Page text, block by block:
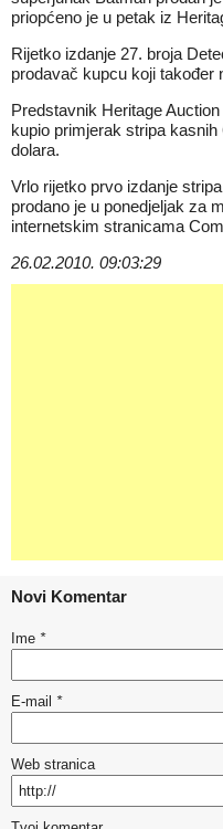
priopćeno je u petak iz
Rijetko izdanje 27. broja
prodavač kupcu koji također
Predstavnik Heritage
kupio primjerak stripa
dolara.
Vrlo rijetko prvo izdanje
prodano je u ponedjeljak za
internetskim stranicama
26.02.2010. 09:03:29
Novi Komentar
Ime *
E-mail *
Web stranica